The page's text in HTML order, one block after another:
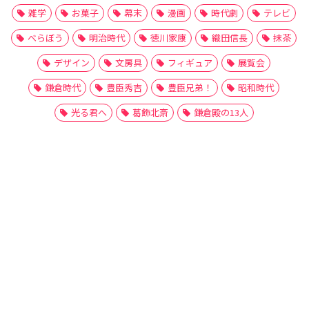
雑学
お菓子 幕末 漫画 時代劇
テレビ
べらぼう
明治時代 徳川家康 織田信長
抹茶
デザイン
文房具 フィギュア
展覧会
鎌倉時代
豊臣秀吉 豊臣兄弟！
昭和時代
光る君へ
葛飾北斎 鎌倉殿の13人